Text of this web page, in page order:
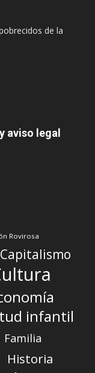
de la
aviso legal
Rovirosa
Capitalismo
infantil
Familia
Historia